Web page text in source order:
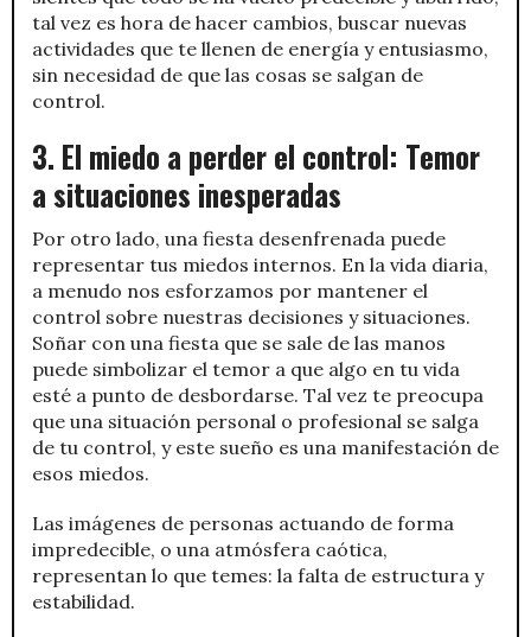
tal vez es hora de hacer cambios, buscar nuevas
actividades que te llenen de energía y entusiasmo,
sin necesidad de que las cosas se salgan de
control.
3. El miedo a perder el control: Temor
a situaciones inesperadas
Por otro lado, una fiesta desenfrenada puede
representar tus miedos internos. En la vida diaria,
a menudo nos esforzamos por mantener el
control sobre nuestras decisiones y situaciones.
Soñar con una fiesta que se sale de las manos
puede simbolizar el temor a que algo en tu vida
esté a punto de desbordarse. Tal vez te preocupa
que una situación personal o profesional se salga
de tu control, y este sueño es una manifestación de
esos miedos.
Las imágenes de personas actuando de forma
impredecible, o una atmósfera caótica,
representan lo que temes: la falta de estructura y
estabilidad.